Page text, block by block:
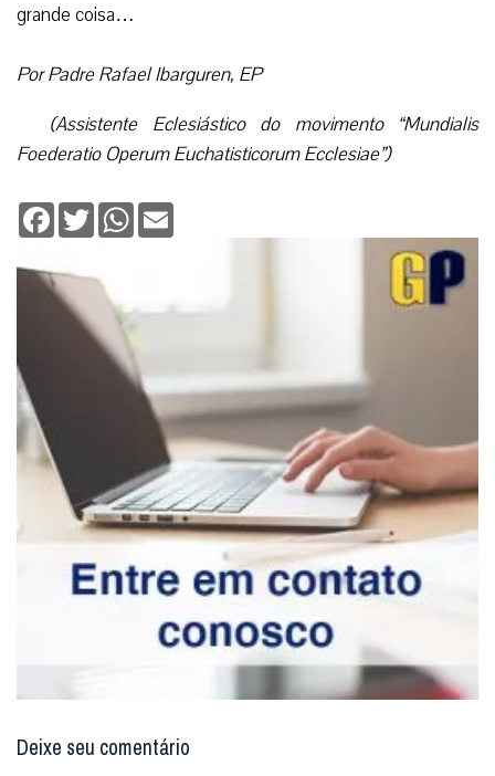
grande coisa…
Por Padre Rafael Ibarguren, EP
(Assistente Eclesiástico do movimento “Mundialis
Foederatio Operum Euchatisticorum Ecclesiae”)
Facebook
TwitterWhatsApp
Deixe seu comentário